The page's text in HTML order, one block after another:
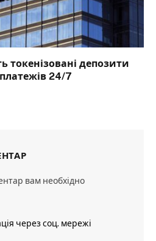
токенізовані депозити
24/7
вам необхідно
через соц. мережі